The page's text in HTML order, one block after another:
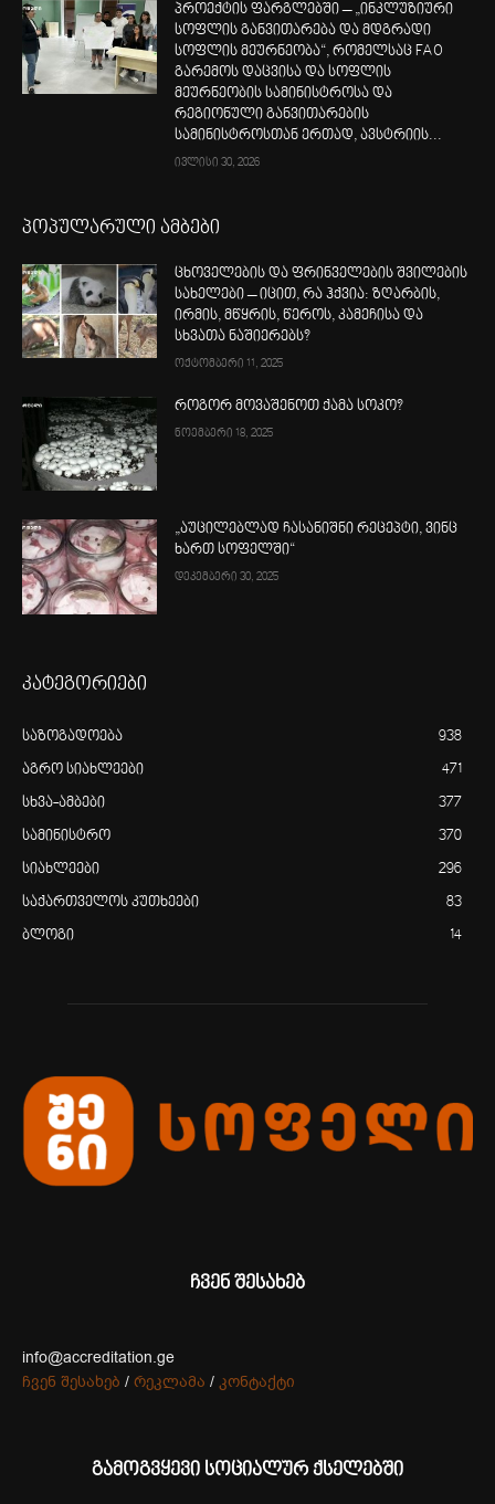
პროექტის ფარგლებში – „ინკლუზიური
სოფლის განვითარება და მდგრადი
სოფლის მეურნეობა“, რომელსაც FAO
გარემოს დაცვისა და სოფლის
მეურნეობის სამინისტროსა და
რეგიონული განვითარების
სამინისტროსთან ერთად, ავსტრიის...
ივლისი 30, 2026
პოპულარული ამბები
ცხოველების და ფრინველების შვილების
სახელები – იცით, რა ჰქვია: ზღარბის,
ირმის, მწყრის, წეროს, კამეჩისა და
სხვათა ნაშიერებს?
ოქტომბერი 11, 2025
როგორ მოვაშენოთ ქამა სოკო?
ნოემბერი 18, 2025
„აუცილებლად ჩასანიშნი რეცეპტი, ვინც
ხართ სოფელში“
დეკემბერი 30, 2025
კატეგორიები
საზოგადოება 938
აგრო სიახლეები 471
სხვა-ამბები 377
სამინისტრო 370
სიახლეები 296
საქართველოს კუთხეები 83
ბლოგი 14
ჩვენ შესახებ
info@accreditation.ge
ჩვენ შესახებ / რეკლამა / კონტაქტი
გამოგვყევი სოციალურ ქსელებში